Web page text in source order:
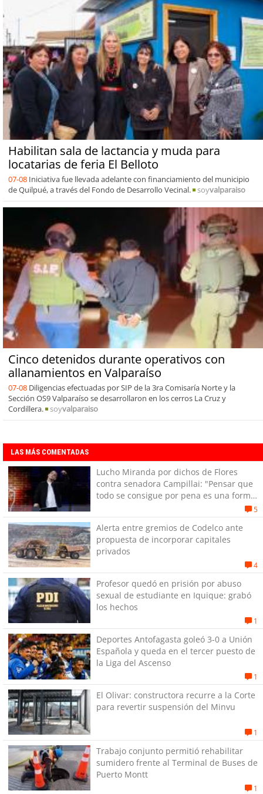
Habilitan sala de lactancia y muda para
locatarias de feria El Belloto
07-08 Iniciativa fue llevada adelante con financiamiento del municipio
de Quilpué, a través del Fondo de Desarrollo Vecinal.
soyvalparaiso
Cinco detenidos durante operativos con
allanamientos en Valparaíso
07-08 Diligencias efectuadas por SIP de la 3ra Comisaría Norte y la
Sección OS9 Valparaíso se desarrollaron en los cerros La Cruz y
Cordillera.
soyvalparaiso
LAS MÁS COMENTADAS
Lucho Miranda por dichos de Flores
contra senadora Campillai: "Pensar que
todo se consigue por pena es una forma
5
Alerta entre gremios de Codelco ante
propuesta de incorporar capitales
privados
4
Profesor quedó en prisión por abuso
sexual de estudiante en Iquique: grabó
los hechos
1
Deportes Antofagasta goleó 3-0 a Unión
Española y queda en el tercer puesto de
la Liga del Ascenso
1
El Olivar: constructora recurre a la Corte
para revertir suspensión del Minvu
1
Trabajo conjunto permitió rehabilitar
sumidero frente al Terminal de Buses de
Puerto Montt
1